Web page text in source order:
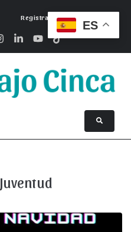
Registrarse
Juventud
ES